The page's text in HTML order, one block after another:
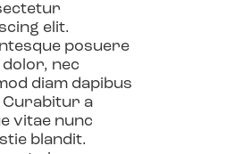
elit.
posuere
dolor, nec
diam dapibus
Curabitur a
vitae nunc
blandit.